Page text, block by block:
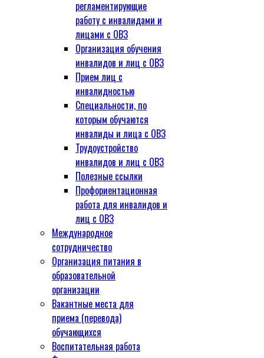
регламентирующие
работу с инвалидами и
лицами с ОВЗ
Организация обучения
инвалидов и лиц с ОВЗ
Прием лиц с
инвалидностью
Специальности, по
которым обучаются
инвалиды и лица с ОВЗ
Трудоустройство
инвалидов и лиц с ОВЗ
Полезные ссылки
Профориентационная
работа для инвалидов и
лиц с ОВЗ
Международное
сотрудничество
Организация питания в
образовательной
организации
Вакантные места для
приема (перевода)
обучающихся
Воспитательная работа